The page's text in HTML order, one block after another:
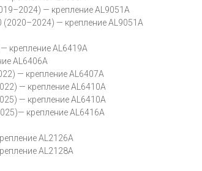
— крепление AL9051A
(2020–2024) — крепление AL9051A
крепление AL6419A
AL6406A
— крепление AL6407A
— крепление AL6410A
— крепление AL6410A
крепление AL6416A
AL2126A
AL2128A